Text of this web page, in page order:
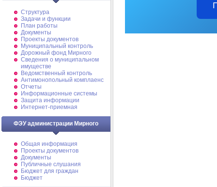
Структура
Задачи и функции
План работы
Документы
Проекты документов
Муниципальный контроль
Дорожный фонд Мирного
Cведения о муниципальном
имуществе
Ведомственный контроль
Антимонопольный комплаенс
Отчеты
Информационные системы
Защита информации
Интернет-приемная
ФЭУ администрации Мирного
Общая информация
Проекты документов
Документы
Публичные слушания
Бюджет для граждан
Бюджет